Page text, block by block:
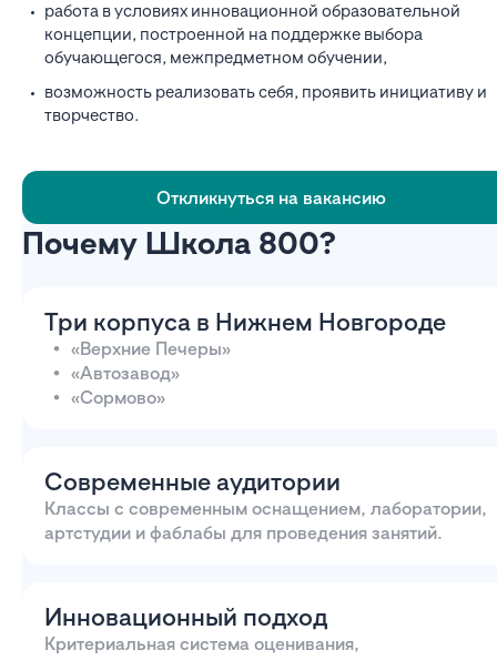
работа в условиях инновационной образовательной
концепции, построенной на поддержке выбора
обучающегося, межпредметном обучении,
возможность реализовать себя, проявить инициативу и
творчество.
Откликнуться на вакансию
Почему Школа 800?
Три корпуса в Нижнем Новгороде
«Верхние Печеры»
«Автозавод»
«Сормово»
Современные аудитории
Классы с современным оснащением, лаборатории,
артстудии и фаблабы для проведения занятий.
Инновационный подход
Критериальная система оценивания,